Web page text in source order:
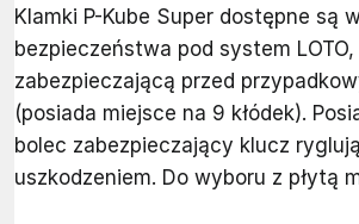
Klamki P-Kube Super dostępne są
bezpieczeństwa pod system LOTO,
zabezpieczającą przed
(posiada miejsce na 9 kłódek).
bolec zabezpieczający klucz
uszkodzeniem. Do wyboru z płytą